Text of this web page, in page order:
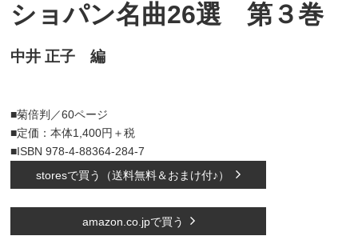
ショパン名曲26選 第３巻
中井 正子 編
■菊倍判／60ページ
■定価：本体1,400円＋税
■ISBN 978-4-88364-284-7
storesで買う（送料無料＆おまけ付♪）
amazon.co.jpで買う